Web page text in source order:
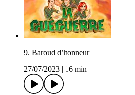
9. Baroud d’honneur
27/07/2023
16 min